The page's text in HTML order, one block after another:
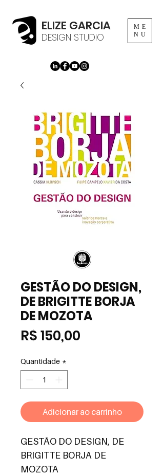
ME
NU
ELIZE GARCIA
DESIGN STUDIO
GESTÃO DO DESIGN,
DE BRIGITTE BORJA
DE MOZOTA
R$ 150,00
Quantidade *
Adicionar ao carrinho
GESTÃO DO DESIGN, DE
BRIGITTE BORJA DE
MOZOTA